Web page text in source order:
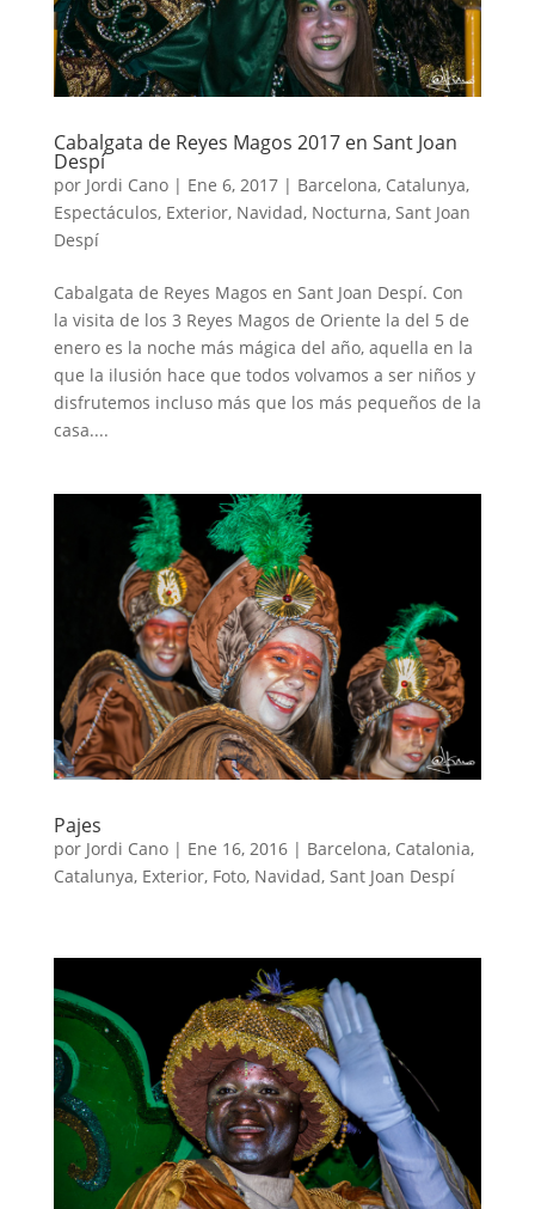
Cabalgata de Reyes Magos 2017 en Sant Joan
Despí
por Jordi Cano| Ene 6, 2017| Barcelona, Catalunya,
Espectáculos, Exterior, Navidad, Nocturna, Sant Joan
Despí
Cabalgata de Reyes Magos en Sant Joan Despí. Con
la visita de los 3 Reyes Magos de Oriente la del 5 de
enero es la noche más mágica del año, aquella en la
que la ilusión hace que todos volvamos a ser niños y
disfrutemos incluso más que los más pequeños de la
casa....
Pajes
por Jordi Cano| Ene 16, 2016| Barcelona, Catalonia,
Catalunya, Exterior, Foto, Navidad, Sant Joan Despí